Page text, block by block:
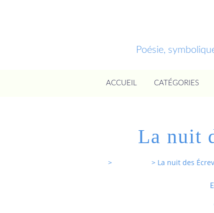
Poésie,
ACCUEIL CATÉGORIES
La nuit
> > La nuit des